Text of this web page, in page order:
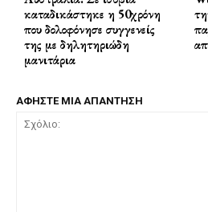
καταδικάστηκε η 50χρόνη
που δολοφόνησε συγγενείς
της με δηλητηριώδη
μανιτάρια
ΑΦΗΣΤΕ ΜΙΑ ΑΠΑΝΤΗΣΗ